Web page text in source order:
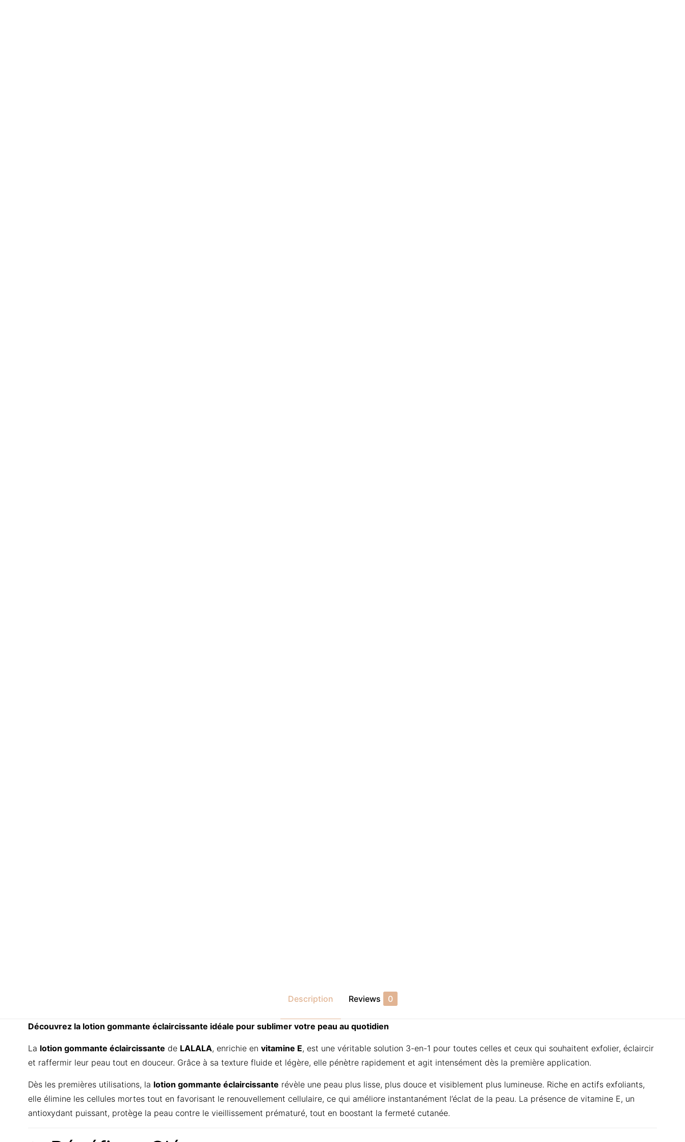
Description Reviews 0
Découvrez la lotion gommante éclaircissante idéale pour sublimer votre peau au quotidien
La lotion gommante éclaircissante de LALALA, enrichie en vitamine E, est une véritable solution 3-en-1 pour toutes celles et ceux qui souhaitent exfolier, éclaircir
et raffermir leur peau tout en douceur. Grâce à sa texture fluide et légère, elle pénètre rapidement et agit intensément dès la première application.
Dès les premières utilisations, la lotion gommante éclaircissante révèle une peau plus lisse, plus douce et visiblement plus lumineuse. Riche en actifs exfoliants,
elle élimine les cellules mortes tout en favorisant le renouvellement cellulaire, ce qui améliore instantanément l’éclat de la peau. La présence de vitamine E, un
antioxydant puissant, protège la peau contre le vieillissement prématuré, tout en boostant la fermeté cutanée.